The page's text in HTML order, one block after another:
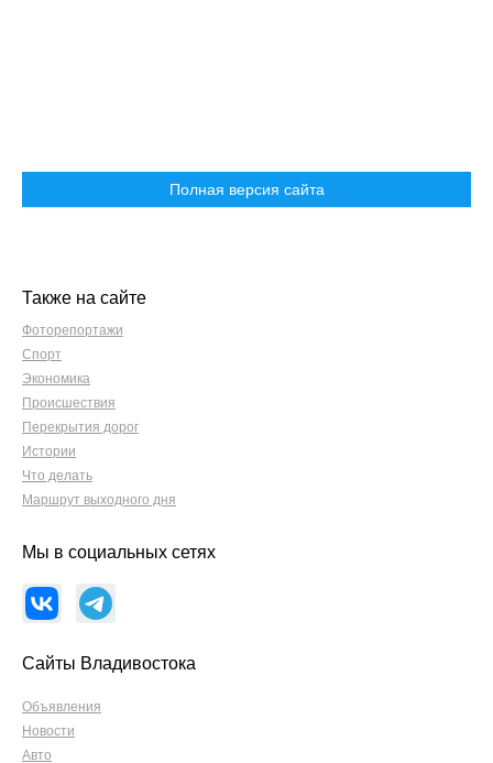
Полная версия сайта
Также на сайте
Фоторепортажи
Спорт
Экономика
Происшествия
Перекрытия дорог
Истории
Что делать
Маршрут выходного дня
Мы в социальных сетях
Сайты Владивостока
Объявления
Новости
Авто